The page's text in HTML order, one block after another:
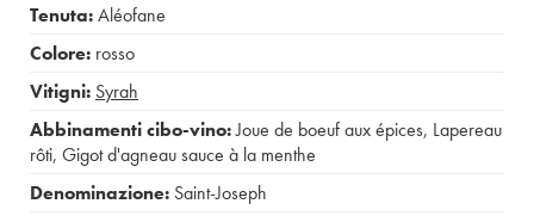
Tenuta:Aléofane
Colore: rosso
Vitigni: Syrah
Abbinamenti cibo-vino:Joue de boeuf aux épices, Lapereau
rôti, Gigot d'agneau sauce à la menthe
Denominazione: Saint-Joseph